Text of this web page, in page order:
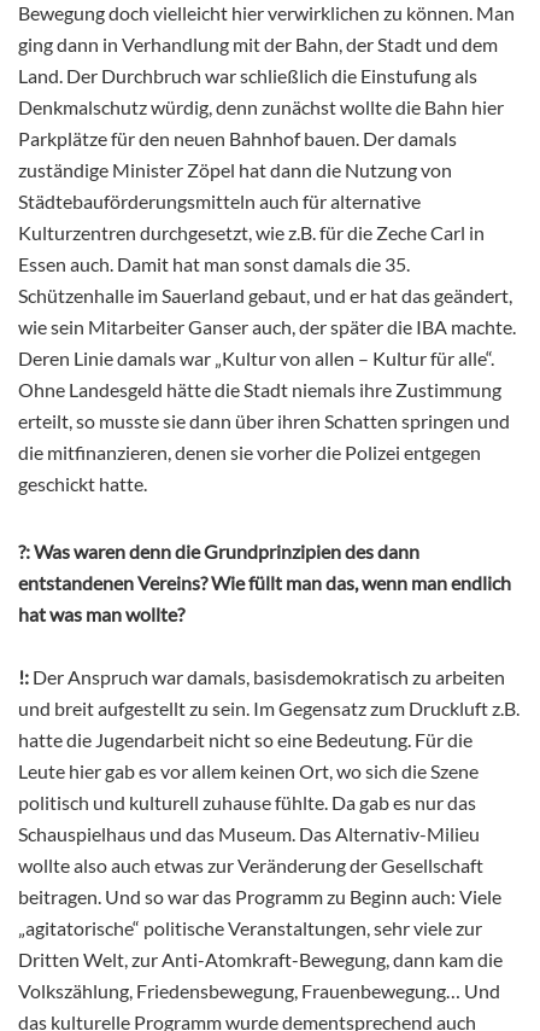
Bewegung doch vielleicht hier verwirklichen zu können. Man
ging dann in Verhandlung mit der Bahn, der Stadt und dem
Land. Der Durchbruch war schließlich die Einstufung als
Denkmalschutz würdig, denn zunächst wollte die Bahn hier
Parkplätze für den neuen Bahnhof bauen. Der damals
zuständige Minister Zöpel hat dann die Nutzung von
Städtebauförderungsmitteln auch für alternative
Kulturzentren durchgesetzt, wie z.B. für die Zeche Carl in
Essen auch. Damit hat man sonst damals die 35.
Schützenhalle im Sauerland gebaut, und er hat das geändert,
wie sein Mitarbeiter Ganser auch, der später die IBA machte.
Deren Linie damals war „Kultur von allen – Kultur für alle“.
Ohne Landesgeld hätte die Stadt niemals ihre Zustimmung
erteilt, so musste sie dann über ihren Schatten springen und
die mitfinanzieren, denen sie vorher die Polizei entgegen
geschickt hatte.
?:Was waren denn die Grundprinzipien des dann
entstandenen Vereins? Wie füllt man das, wenn man endlich
hat was man wollte?
!: Der Anspruch war damals, basisdemokratisch zu arbeiten
und breit aufgestellt zu sein. Im Gegensatz zum Druckluft z.B.
hatte die Jugendarbeit nicht so eine Bedeutung. Für die
Leute hier gab es vor allem keinen Ort, wo sich die Szene
politisch und kulturell zuhause fühlte. Da gab es nur das
Schauspielhaus und das Museum. Das Alternativ-Milieu
wollte also auch etwas zur Veränderung der Gesellschaft
beitragen. Und so war das Programm zu Beginn auch: Viele
„agitatorische“ politische Veranstaltungen, sehr viele zur
Dritten Welt, zur Anti-Atomkraft-Bewegung, dann kam die
Volkszählung, Friedensbewegung, Frauenbewegung… Und
das kulturelle Programm wurde dementsprechend auch